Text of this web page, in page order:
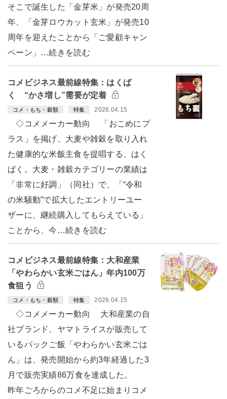
そこで誕生した「金芽米」が発売20周
年、「金芽ロウカット玄米」が発売10
周年を迎えたことから「ご愛顧キャン
ペーン」…続きを読む
コメビジネス最前線特集：はくば
く “かさ増し”需要が定着
コメ・もち・穀類 特集 2026.04.15
◇コメメーカー動向 「おこめにプ
ラス」を掲げ、大麦や雑穀を取り入れ
た健康的な米飯主食を提唱する、はく
ばく。大麦・雑穀カテゴリーの業績は
「非常に好調」（同社）で、「“令和
の米騒動”で拡大したエントリーユー
ザーに、継続購入してもらえている」
ことから、今…続きを読む
コメビジネス最前線特集：大和産業
「やわらかい玄米ごはん」年内100万
食狙う
コメ・もち・穀類 特集 2026.04.15
◇コメメーカー動向 大和産業の自
社ブランド、ヤマトライスが販売して
いるパックご飯「やわらかい玄米ごは
ん」は、発売開始から約3年経過した3
月で販売実績86万食を達成した。
昨年ごろからのコメ不足に始まりコメ